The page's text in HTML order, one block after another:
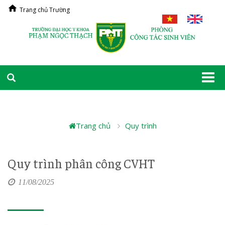
Trang chủ Trường
Trang chủ Quy trình
Quy trình phân công CVHT
11/08/2025